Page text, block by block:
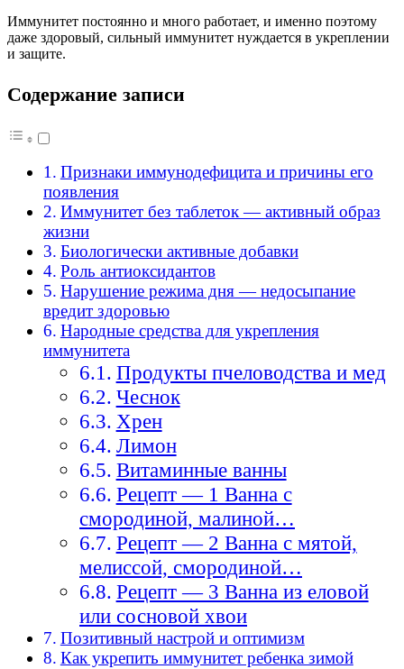
Иммунитет постоянно и много работает, и именно поэтому
даже здоровый, сильный иммунитет нуждается в укреплении
и защите.
Содержание записи
Признаки иммунодефицита и причины его
появления
Иммунитет без таблеток — активный образ
жизни
Биологически активные добавки
Роль антиоксидантов
Нарушение режима дня — недосыпание
вредит здоровью
Народные средства для укрепления
иммунитета
Продукты пчеловодства и мед
Чеснок
Хрен
Лимон
Витаминные ванны
Рецепт — 1 Ванна с
смородиной, малиной…
Рецепт — 2 Ванна с мятой,
мелиссой, смородиной…
Рецепт — 3 Ванна из еловой
или сосновой хвои
Позитивный настрой и оптимизм
Как укрепить иммунитет ребенка зимой